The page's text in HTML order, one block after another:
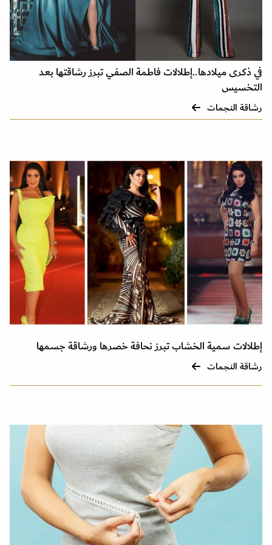
في ذكرى ميلادها..إطلالات فاطمة الصفي تبرز رشاقتها بعد
التخسيس
رشاقة النجمات
إطلالات سمية الخشاب تبرز نحافة خصرها ورشاقة جسمها
رشاقة النجمات